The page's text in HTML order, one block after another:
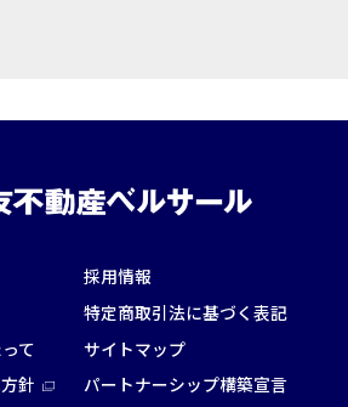
採用情報
特定商取引法に基づく表記
て
サイトマップ
針
パートナーシップ構築宣言
この条件で検索
いる条件を リセットする